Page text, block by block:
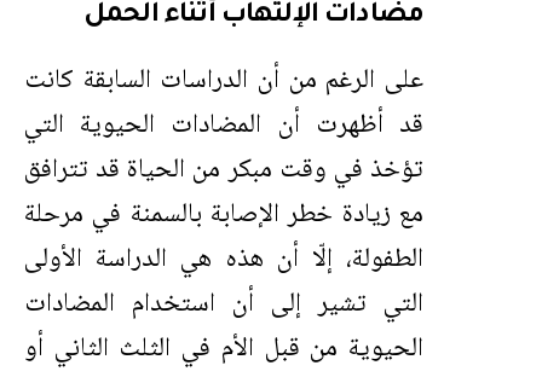
مضادات الإلتهاب أثناء الحمل
على الرغم من أن الدراسات السابقة كانت
قد أظهرت أن المضادات الحيوية التي
تؤخذ في وقت مبكر من الحياة قد تترافق
مع زيادة خطر الإصابة بالسمنة في مرحلة
الطفولة، إلّا أن هذه هي الدراسة الأولى
التي تشير إلى أن استخدام المضادات
الحيوية من قبل الأم في الثلث الثاني أو